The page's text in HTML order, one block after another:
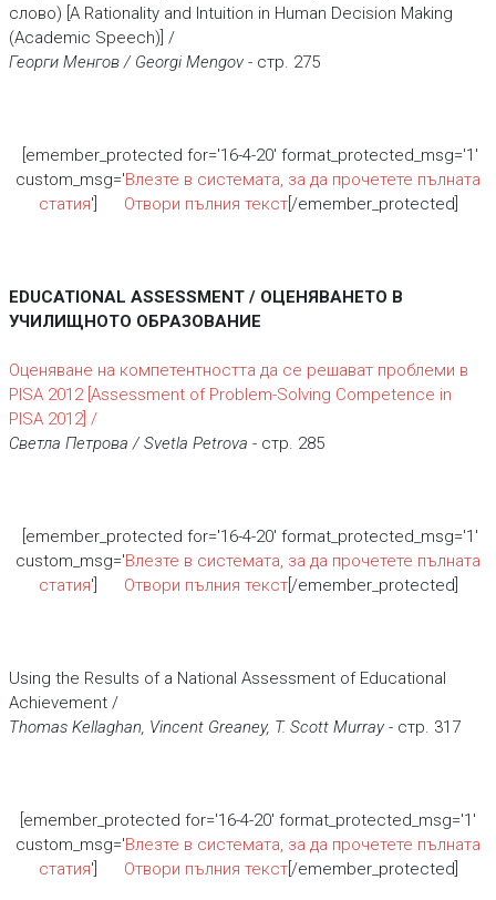
слово) [A Rationality and Intuition in Human Decision Making
(Academic Speech)] /
Георги Менгов / Georgi Mengov- стр. 275
[emember_protected for='16-4-20' format_protected_msg='1'
custom_msg='Влезте в системата, за да прочетете пълната
статия'] Отвори пълния текст[/emember_protected]
EDUCATIONAL ASSESSMENT / ОЦЕНЯВАНЕТО В
УЧИЛИЩНОТО ОБРАЗОВАНИЕ
Оценяване на компетентността да се решават проблеми в
PISA 2012 [Assessment оf Problem-Solving Competence in
PISA 2012] /
Светла Петрова / Svetla Petrova - стр. 285
[emember_protected for='16-4-20' format_protected_msg='1'
custom_msg='Влезте в системата, за да прочетете пълната
статия'] Отвори пълния текст[/emember_protected]
Using the Results of a National Assessment of Educational
Achievement /
Thomas Kellaghan, Vincent Greaney, T. Scott Murray- стр. 317
[emember_protected for='16-4-20' format_protected_msg='1'
custom_msg='Влезте в системата, за да прочетете пълната
статия'] Отвори пълния текст[/emember_protected]